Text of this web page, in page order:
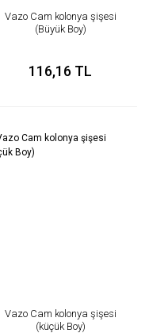
Vazo Cam kolonya şişesi
(Büyük Boy)
116,16 TL
Vazo Cam kolonya şişesi
(küçük Boy)